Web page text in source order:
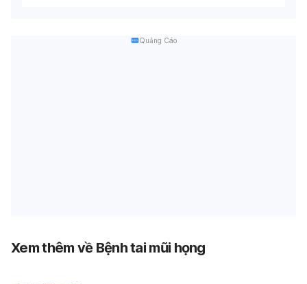
Quảng Cáo
Xem thêm về Bệnh tai mũi họng